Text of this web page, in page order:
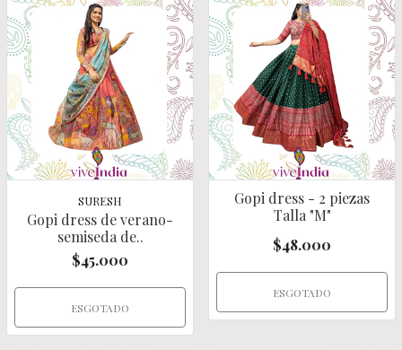
SURESH
Gopi dress de verano-
semiseda de..
$45.000
ESGOTADO
Gopi dress - 2 piezas
Talla "M"
$48.000
ESGOTADO